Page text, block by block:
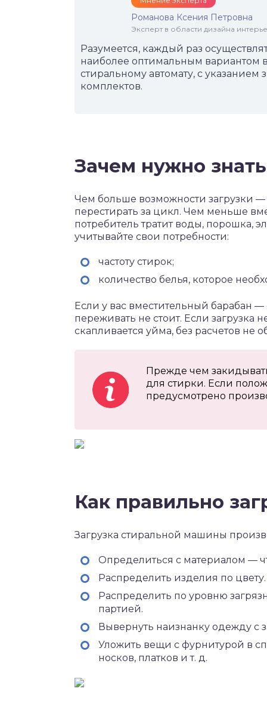
Романова Ксения Петровна
Эксперт в области дизайна
Разумеется, каждый раз
наиболее оптимальным вариантом
стиральному автомату, с
комплектов.
Зачем нужно
Чем больше возможности загрузки
перестирать за цикл. Чем меньше
потребитель тратит воды, порошка,
учитывайте свои потребности:
частоту стирок;
количество белья, которое
Если у вас вместительный барабан
переживать не стоит. Если загрузка
скапливается уйма, без расчетов не
Прежде чем
для стирки. Если
предусмотрено
Как правильно
Загрузка стиральной машины
Определиться с материалом —
Распределить изделия по цвету.
Распределить по уровню
партией.
Вывернуть наизнанку одежду с
Уложить вещи с фурнитурой в
носков, платков и т. д.